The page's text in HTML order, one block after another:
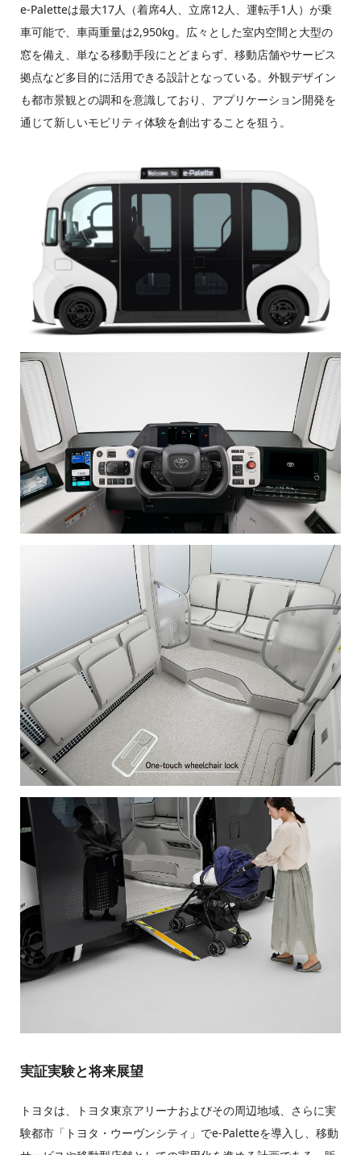
e-Paletteは最大17人（着席4人、立席12人、運転手1人）が乗
車可能で、車両重量は2,950kg。広々とした室内空間と大型の
窓を備え、単なる移動手段にとどまらず、移動店舗やサービス
拠点など多目的に活用できる設計となっている。外観デザイン
も都市景観との調和を意識しており、アプリケーション開発を
通じて新しいモビリティ体験を創出することを狙う。
実証実験と将来展望
トヨタは、トヨタ東京アリーナおよびその周辺地域、さらに実
験都市「トヨタ・ウーヴンシティ」でe-Paletteを導入し、移動